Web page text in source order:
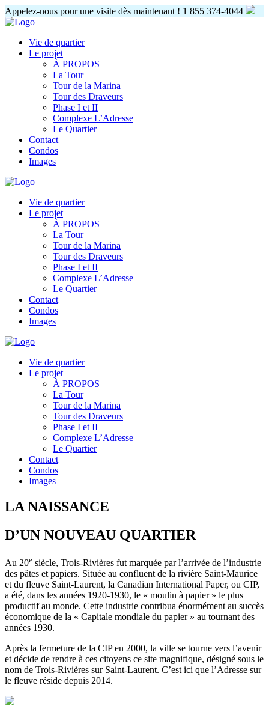
Appelez-nous pour une visite dès maintenant ! 1 855 374-4044
Vie de quartier
Le projet
À PROPOS
La Tour
Tour de la Marina
Tour des Draveurs
Phase I et II
Complexe L’Adresse
Le Quartier
Contact
Condos
Images
Vie de quartier
Le projet
À PROPOS
La Tour
Tour de la Marina
Tour des Draveurs
Phase I et II
Complexe L’Adresse
Le Quartier
Contact
Condos
Images
Vie de quartier
Le projet
À PROPOS
La Tour
Tour de la Marina
Tour des Draveurs
Phase I et II
Complexe L’Adresse
Le Quartier
Contact
Condos
Images
LA NAISSANCE
D’UN NOUVEAU QUARTIER
Au 20e siècle, Trois-Rivières fut marquée par l’arrivée de l’industrie
des pâtes et papiers. Située au confluent de la rivière Saint-Maurice
et du fleuve Saint-Laurent, la Canadian International Paper, ou CIP,
a été, dans les années 1920-1930, le « moulin à papier » le plus
productif au monde. Cette industrie contribua énormément au succès
économique de la « Capitale mondiale du papier » au tournant des
années 1930.
Après la fermeture de la CIP en 2000, la ville se tourne vers l’avenir
et décide de rendre à ces citoyens ce site magnifique, désigné sous le
nom de Trois-Rivières sur Saint-Laurent. C’est ici que l’Adresse sur
le fleuve réside depuis 2014.